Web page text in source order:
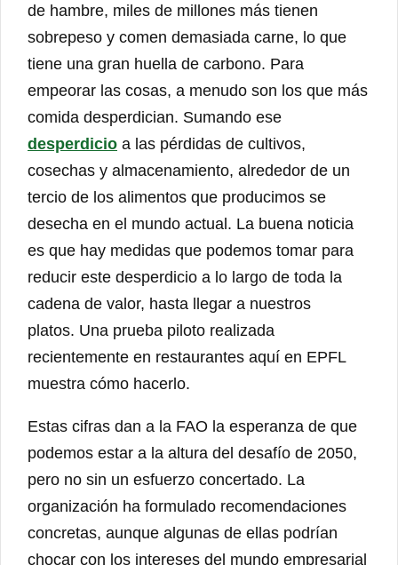
de hambre, miles de millones más tienen
sobrepeso y comen demasiada carne, lo que
tiene una gran huella de carbono. Para
empeorar las cosas, a menudo son los que más
comida desperdician. Sumando ese
desperdicio a las pérdidas de cultivos,
cosechas y almacenamiento, alrededor de un
tercio de los alimentos que producimos se
desecha en el mundo actual. La buena noticia
es que hay medidas que podemos tomar para
reducir este desperdicio a lo largo de toda la
cadena de valor, hasta llegar a nuestros
platos. Una prueba piloto realizada
recientemente en restaurantes aquí en EPFL
muestra cómo hacerlo.
Estas cifras dan a la FAO la esperanza de que
podemos estar a la altura del desafío de 2050,
pero no sin un esfuerzo concertado. La
organización ha formulado recomendaciones
concretas, aunque algunas de ellas podrían
chocar con los intereses del mundo empresarial